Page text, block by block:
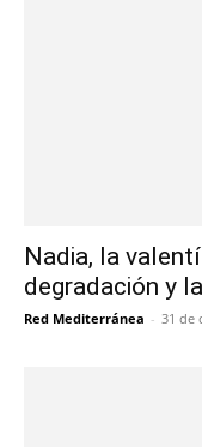
Nadia, la
degradación y
Red Mediterránea - 31 de